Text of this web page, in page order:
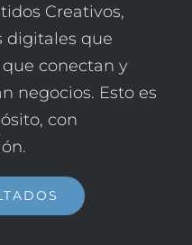
Creativos,
digitales que
conectan y
negocios. Esto es
con